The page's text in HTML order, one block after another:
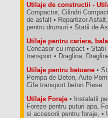
Utilaje de constructii -
Compactor, Cilindri
de asfalt • Repartizor
pentru drumuri • Statii de
Utilaje pentru cariera,
Concasor cu impact •
transport • Draglina,
Utilaje pentru betoane •
Pompa de Beton, Auto
Cife transport beton Piese
Utilaje Foraje • Instalatii
Foreze pentru puturi apa,
si accesorii pentru foraje, •